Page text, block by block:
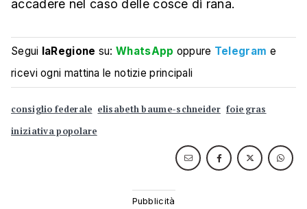
accadere nel caso delle cosce di rana.
Segui laRegione su:WhatsApp oppure Telegram e
ricevi ogni mattina le notizie principali
consiglio federale elisabeth baume-schneider foie gras
iniziativa popolare